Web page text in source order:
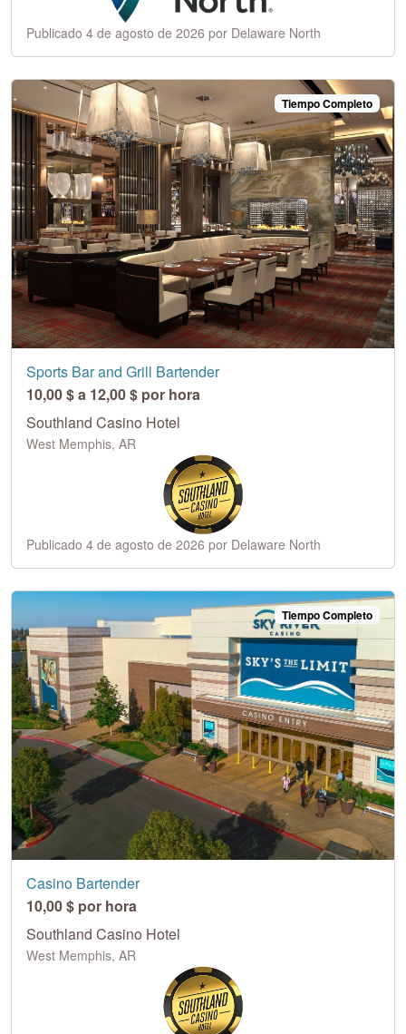
Publicado 4 de agosto de 2026 por Delaware North
Tiempo Completo
Sports Bar and Grill Bartender
10,00 $ a 12,00 $ por hora
Southland Casino Hotel
West Memphis, AR
Publicado 4 de agosto de 2026 por Delaware North
Tiempo Completo
Casino Bartender
10,00 $ por hora
Southland Casino Hotel
West Memphis, AR